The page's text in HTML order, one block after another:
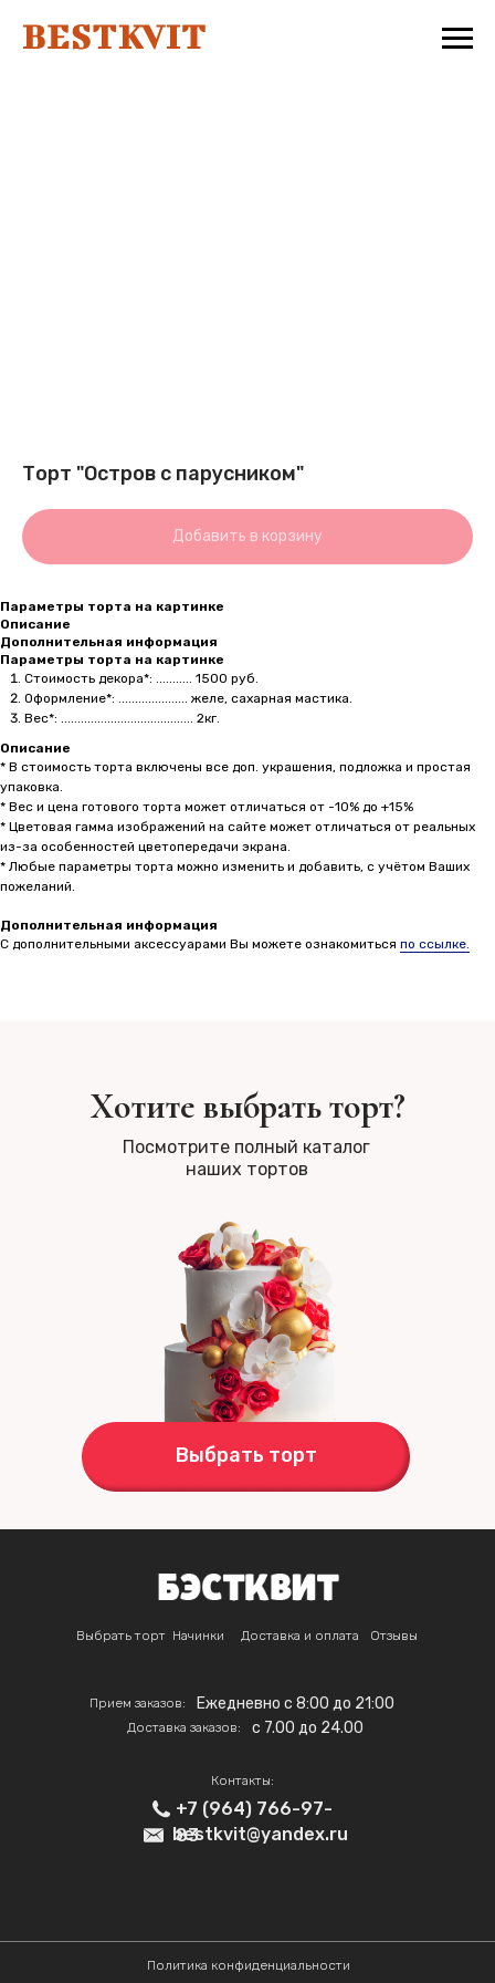
Торт "Остров с парусником"
Добавить в корзину
Параметры торта на картинке
Описание
Дополнительная информация
Параметры торта на картинке
Стоимость декора*: ........... 1500 руб.
Оформление*: ..................... желе, сахарная мастика.
Вес*: ........................................ 2кг.
Описание
* В стоимость торта включены все доп. украшения, подложка и простая
упаковка.
* Вес и цена готового торта может отличаться от -10% до +15%
* Цветовая гамма изображений на сайте может отличаться от реальных
из-за особенностей цветопередачи экрана.
* Любые параметры торта можно изменить и добавить, с учётом Ваших
пожеланий.
Дополнительная информация
С дополнительными аксессуарами Вы можете ознакомиться по ссылке.
Хотите выбрать торт?
Посмотрите полный каталог
наших тортов
Выбрать торт
Контакты:
Выбрать торт Начинки Доставка и оплата Отзывы
Прием заказов: Ежедневно с 8:00 до 21:00
Доставка заказов: c 7.00 до 24.00
Политика конфиденциальности
bestkvit@yandex.ru
+7 (964) 766-97-
83